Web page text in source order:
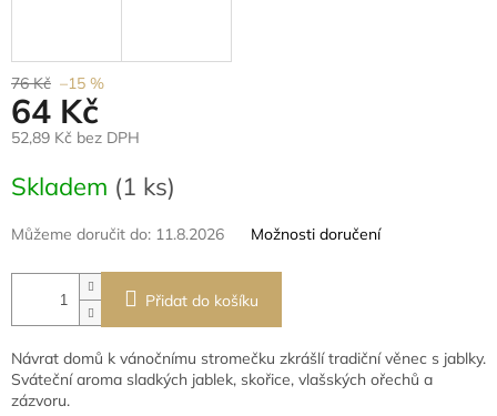
76 Kč –15 %
64 Kč
52,89 Kč bez DPH
cena:
Skladem (1 ks)
Můžeme doručit do: 11.8.2026 Možnosti doručení
Přidat do košíku
Návrat domů k vánočnímu stromečku zkrášlí tradiční věnec s jablky.
Sváteční aroma sladkých jablek, skořice, vlašských ořechů a
zázvoru.